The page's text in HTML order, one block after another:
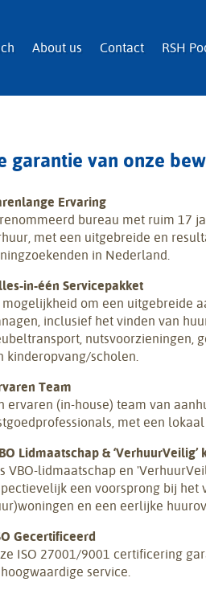
About us Contact RSH
garantie van onze
Ervaring
bureau met ruim 17
met een uitgebreide en
in Nederland.
in-één Servicepakket
mogelijkheid om een uitgebreide
inclusief het vinden van
nutsvoorzieningen,
kinderopvang/scholen.
Team
ervaren (in-house) team van
met een
Lidmaatschap & ‘VerhuurVeilig’
VBO-lidmaatschap en
een voorsprong bij het
en een eerlijke
Gecertificeerd
ISO 27001/9001 certificering
service.